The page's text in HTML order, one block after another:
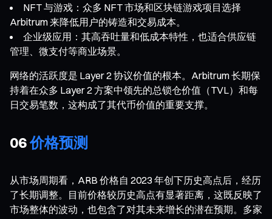
NFT 与游戏：众多 NFT 市场和区块链游戏项目选择
Arbitrum 来降低用户的铸造和交易成本。
企业级应用：其高吞吐量和低成本特性，也适合供应链
管理、微支付等商业场景。
网络的活跃度是 Layer 2 协议价值的根本。Arbitrum 长期保
持着在众多 Layer 2 方案中领先的总锁仓价值（TVL）和每
日交易笔数，这构成了其代币价值的重要支撑。
06价格预测
从市场周期看，ARB 价格自 2023 年创下历史高点后，经历
了长期调整。目前价格较历史高点有显著距离，这既反映了
市场整体的波动，也包含了对其未来增长的潜在预期。多家